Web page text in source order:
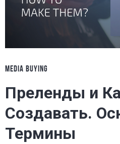
MEDIA BUYING
Преленды и
Создавать.
Термины